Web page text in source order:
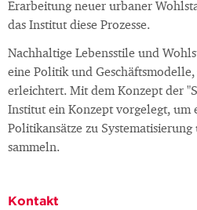
Erarbeitung neuer urbaner
das Institut diese Prozesse.
Nachhaltige Lebensstile und
eine Politik und
erleichtert. Mit dem Konzept der
Institut ein Konzept vorgelegt, um
Politikansätze zu Systematisierung
sammeln.
Kontakt